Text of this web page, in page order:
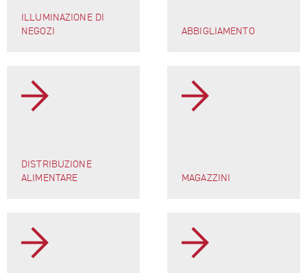
ILLUMINAZIONE DI
NEGOZI
ABBIGLIAMENTO
DISTRIBUZIONE
ALIMENTARE
MAGAZZINI